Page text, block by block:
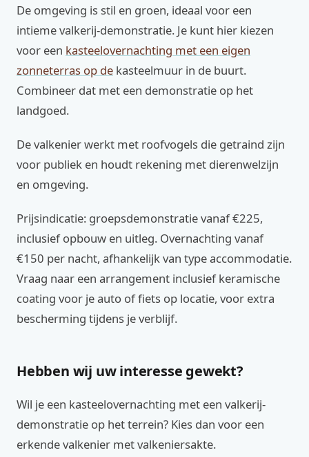
De omgeving is stil en groen, ideaal voor een
intieme valkerij-demonstratie. Je kunt hier kiezen
voor een kasteelovernachting met een eigen
zonneterras op de kasteelmuur in de buurt.
Combineer dat met een demonstratie op het
landgoed.
De valkenier werkt met roofvogels die getraind zijn
voor publiek en houdt rekening met dierenwelzijn
en omgeving.
Prijsindicatie: groepsdemonstratie vanaf €225,
inclusief opbouw en uitleg. Overnachting vanaf
€150 per nacht, afhankelijk van type accommodatie.
Vraag naar een arrangement inclusief keramische
coating voor je auto of fiets op locatie, voor extra
bescherming tijdens je verblijf.
Hebben wij uw interesse gewekt?
Wil je een kasteelovernachting met een valkerij-
demonstratie op het terrein? Kies dan voor een
erkende valkenier met valkeniersakte.